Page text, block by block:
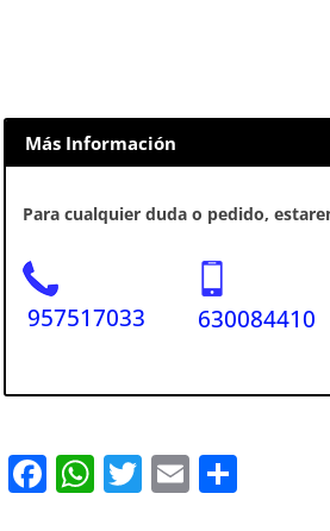
Más Información
Para cualquier duda o pedido,
957517033 630084410
F W T E